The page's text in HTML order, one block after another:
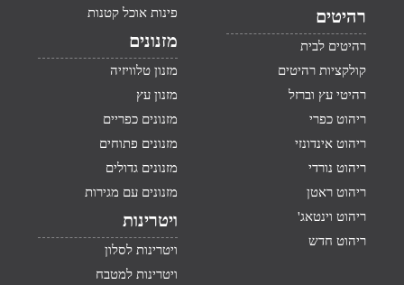
רהיטים
רהיטים לבית
קולקציות רהיטים
רהיטי עץ וברזל
ריהוט כפרי
ריהוט אינדונזי
ריהוט נורדי
ריהוט ראטן
ריהוט וינטאג'
ריהוט חדש
פינות אוכל קטנות
מזנונים
מזנון טלוויזיה
מזנון עץ
מזנונים כפריים
מזנונים פתוחים
מזנונים גדולים
מזנונים עם מגירות
ויטרינות
ויטרינות לסלון
ויטרינות למטבח